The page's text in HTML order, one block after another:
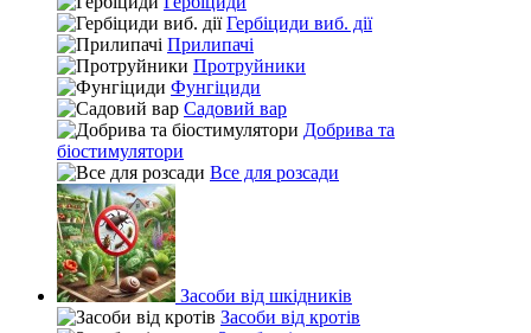
Гербіциди виб. дії
Прилипачі
Протруйники
Фунгіциди
Садовий вар
Добрива та
біостимулятори
Все для розсади
Засоби від шкідників
Засоби від кротів